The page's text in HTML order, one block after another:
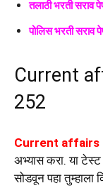
तलाठी भरती सराव
पोलिस भरती सराव
Current
252
Current affairs
अभ्यास करा. या
सोडवून पहा तुम्हाला